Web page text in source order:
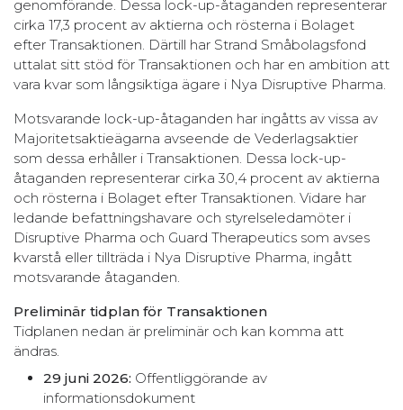
genomförande. Dessa lock-up-åtaganden representerar
cirka 17,3 procent av aktierna och rösterna i Bolaget
efter Transaktionen. Därtill har Strand Småbolagsfond
uttalat sitt stöd för Transaktionen och har en ambition att
vara kvar som långsiktiga ägare i Nya Disruptive Pharma.
Motsvarande lock-up-åtaganden har ingåtts av vissa av
Majoritetsaktieägarna avseende de Vederlagsaktier
som dessa erhåller i Transaktionen. Dessa lock-up-
åtaganden representerar cirka 30,4 procent av aktierna
och rösterna i Bolaget efter Transaktionen. Vidare har
ledande befattningshavare och styrelseledamöter i
Disruptive Pharma och Guard Therapeutics som avses
kvarstå eller tillträda i Nya Disruptive Pharma, ingått
motsvarande åtaganden.
Preliminär tidplan för Transaktionen
Tidplanen nedan är preliminär och kan komma att
ändras.
29 juni 2026: Offentliggörande av
informationsdokument